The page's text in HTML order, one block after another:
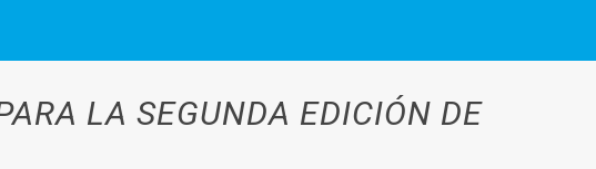
LA SEGUNDA EDICIÓN DE